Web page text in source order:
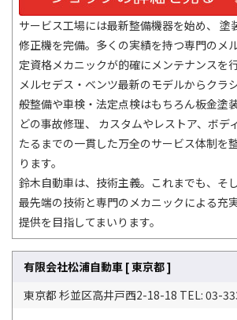
サービス工場には最新整備機器を始め、 塗
修正機を完備。多くの実績を持つ専門のメ
定資格メカニックが的確にメンテナンスを
メルセデス・ベンツ最新のモデルからクラ
般整備や車検・法定点検はもちろん板金塗
どの事故修理、 カスタムやレストア、ボデ
たるまでの一貫した万全のサービス体制を
ります。
鈴木自動車は、技術主義。これまでも、そ
最先端の技術と専門のメカニックによる充
提供を目指してまいります。
有限会社松浦自動車 [ 東京都 ]
東京都 杉並区高井戸西2-18-18 TEL: 03-